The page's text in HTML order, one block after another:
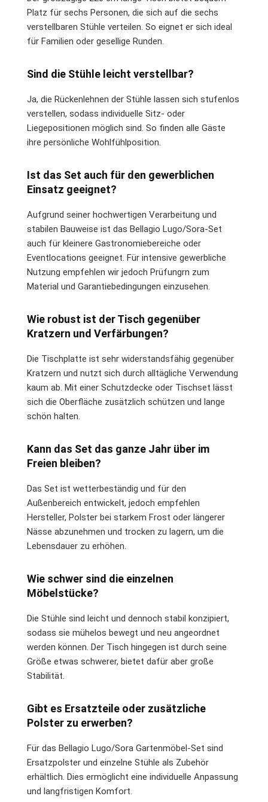
Platz für sechs Personen, die sich auf die sechs
verstellbaren Stühle verteilen. So eignet er sich ideal
für Familien oder gesellige Runden.
Sind die Stühle leicht verstellbar?
Ja, die Rückenlehnen der Stühle lassen sich stufenlos
verstellen, sodass individuelle Sitz- oder
Liegepositionen möglich sind. So finden alle Gäste
ihre persönliche Wohlfühlposition.
Ist das Set auch für den gewerblichen
Einsatz geeignet?
Aufgrund seiner hochwertigen Verarbeitung und
stabilen Bauweise ist das Bellagio Lugo/Sora-Set
auch für kleinere Gastronomiebereiche oder
Eventlocations geeignet. Für intensive gewerbliche
Nutzung empfehlen wir jedoch Prüfungrn zum
Material und Garantiebedingungen einzusehen.
Wie robust ist der Tisch gegenüber
Kratzern und Verfärbungen?
Die Tischplatte ist sehr widerstandsfähig gegenüber
Kratzern und nutzt sich durch alltägliche Verwendung
kaum ab. Mit einer Schutzdecke oder Tischset lässt
sich die Oberfläche zusätzlich schützen und lange
schön halten.
Kann das Set das ganze Jahr über im
Freien bleiben?
Das Set ist wetterbeständig und für den
Außenbereich entwickelt, jedoch empfehlen
Hersteller, Polster bei starkem Frost oder längerer
Nässe abzunehmen und trocken zu lagern, um die
Lebensdauer zu erhöhen.
Wie schwer sind die einzelnen
Möbelstücke?
Die Stühle sind leicht und dennoch stabil konzipiert,
sodass sie mühelos bewegt und neu angeordnet
werden können. Der Tisch hingegen ist durch seine
Größe etwas schwerer, bietet dafür aber große
Stabilität.
Gibt es Ersatzteile oder zusätzliche
Polster zu erwerben?
Für das Bellagio Lugo/Sora Gartenmöbel-Set sind
Ersatzpolster und einzelne Stühle als Zubehör
erhältlich. Dies ermöglicht eine individuelle Anpassung
und langfristigen Komfort.